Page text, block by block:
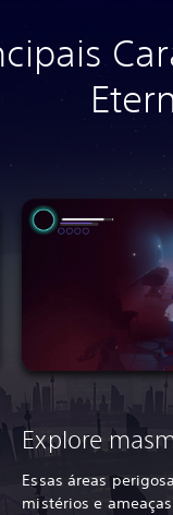
Explore
Essas áreas
mistérios e